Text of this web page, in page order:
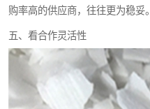
购率高的供应商，往往更为稳妥。
五、看合作灵活性